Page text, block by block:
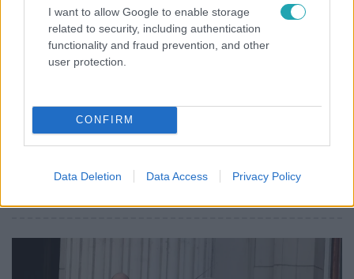
I want to allow Google to enable storage
related to security, including authentication
functionality and fraud prevention, and other
user protection.
CONFIRM
Data Deletion Data Access Privacy Policy
2024. június 17. 10:10
szakértő Vilmos hercegék fotójából
A fotón Vilmos herceg a 10 éves György herceg, a 9 éves
védelmezőjeként látható apák napja alkalmából. A fotót